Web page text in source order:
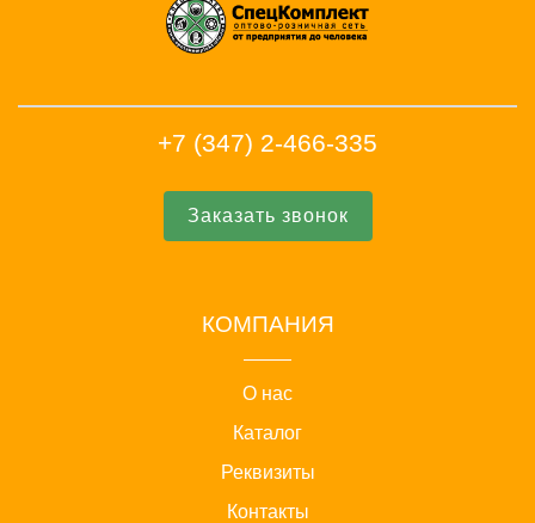
+7 (347) 2-466-335
Заказать звонок
КОМПАНИЯ
О нас
Каталог
Реквизиты
Контакты